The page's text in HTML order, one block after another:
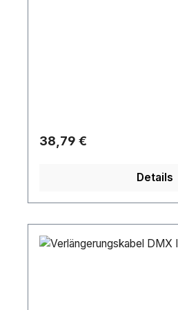
Regulärer Preis:
38,79 €
Details